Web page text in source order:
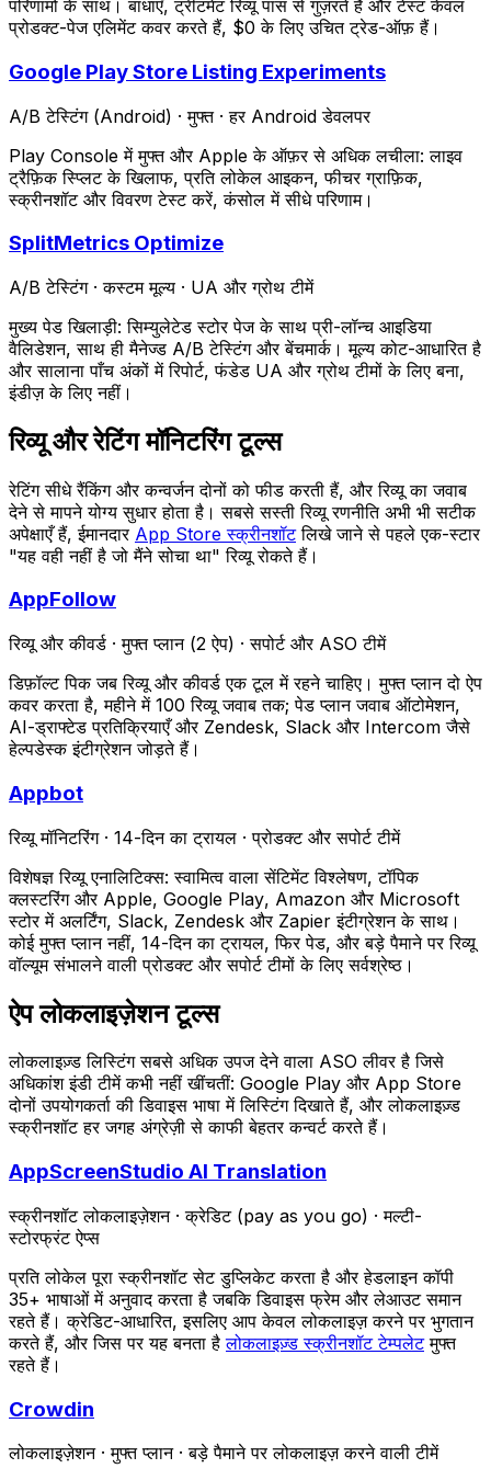
परिणामों के साथ। बाधाएँ, ट्रीटमेंट रिव्यू पास से गुज़रते हैं और टेस्ट केवल
प्रोडक्ट-पेज एलिमेंट कवर करते हैं, $0 के लिए उचित ट्रेड-ऑफ़ हैं।
Google Play Store Listing Experiments
A/B टेस्टिंग (Android) ·मुफ्त·हर Android डेवलपर
Play Console में मुफ्त और Apple के ऑफ़र से अधिक लचीला: लाइव
ट्रैफ़िक स्प्लिट के खिलाफ, प्रति लोकेल आइकन, फीचर ग्राफ़िक,
स्क्रीनशॉट और विवरण टेस्ट करें, कंसोल में सीधे परिणाम।
SplitMetrics Optimize
A/B टेस्टिंग·कस्टम मूल्य · UA और ग्रोथ टीमें
मुख्य पेड खिलाड़ी: सिम्युलेटेड स्टोर पेज के साथ प्री-लॉन्च आइडिया
वैलिडेशन, साथ ही मैनेज्ड A/B टेस्टिंग और बेंचमार्क। मूल्य कोट-आधारित है
और सालाना पाँच अंकों में रिपोर्ट, फंडेड UA और ग्रोथ टीमों के लिए बना,
इंडीज़ के लिए नहीं।
रिव्यू और रेटिंग मॉनिटरिंग टूल्स
रेटिंग सीधे रैंकिंग और कन्वर्जन दोनों को फीड करती हैं, और रिव्यू का जवाब
देने से मापने योग्य सुधार होता है। सबसे सस्ती रिव्यू रणनीति अभी भी सटीक
अपेक्षाएँ हैं, ईमानदार App Store स्क्रीनशॉटलिखे जाने से पहले एक-स्टार
"यह वही नहीं है जो मैंने सोचा था" रिव्यू रोकते हैं।
AppFollow
रिव्यू और कीवर्ड ·मुफ्त प्लान (2 ऐप) ·सपोर्ट और ASO टीमें
डिफ़ॉल्ट पिक जब रिव्यू और कीवर्ड एक टूल में रहने चाहिए। मुफ्त प्लान दो ऐप
कवर करता है, महीने में 100 रिव्यू जवाब तक; पेड प्लान जवाब ऑटोमेशन,
AI-ड्राफ्टेड प्रतिक्रियाएँ और Zendesk, Slack और Intercom जैसे
हेल्पडेस्क इंटीग्रेशन जोड़ते हैं।
Appbot
रिव्यू मॉनिटरिंग· 14-दिन का ट्रायल ·प्रोडक्ट और सपोर्ट टीमें
विशेषज्ञ रिव्यू एनालिटिक्स: स्वामित्व वाला सेंटिमेंट विश्लेषण, टॉपिक
क्लस्टरिंग और Apple, Google Play, Amazon और Microsoft
स्टोर में अलर्टिंग, Slack, Zendesk और Zapier इंटीग्रेशन के साथ।
कोई मुफ्त प्लान नहीं, 14-दिन का ट्रायल, फिर पेड, और बड़े पैमाने पर रिव्यू
वॉल्यूम संभालने वाली प्रोडक्ट और सपोर्ट टीमों के लिए सर्वश्रेष्ठ।
ऐप लोकलाइज़ेशन टूल्स
लोकलाइज़्ड लिस्टिंग सबसे अधिक उपज देने वाला ASO लीवर है जिसे
अधिकांश इंडी टीमें कभी नहीं खींचतीं: Google Play और App Store
दोनों उपयोगकर्ता की डिवाइस भाषा में लिस्टिंग दिखाते हैं, और लोकलाइज़्ड
स्क्रीनशॉट हर जगह अंग्रेज़ी से काफी बेहतर कन्वर्ट करते हैं।
AppScreenStudio AI Translation
स्क्रीनशॉट लोकलाइज़ेशन·क्रेडिट (pay as you go) ·मल्टी-
स्टोरफ्रंट ऐप्स
प्रति लोकेल पूरा स्क्रीनशॉट सेट डुप्लिकेट करता है और हेडलाइन कॉपी
35+ भाषाओं में अनुवाद करता है जबकि डिवाइस फ्रेम और लेआउट समान
रहते हैं। क्रेडिट-आधारित, इसलिए आप केवल लोकलाइज़ करने पर भुगतान
करते हैं, और जिस पर यह बनता हैलोकलाइज़्ड स्क्रीनशॉट टेम्पलेटमुफ्त
रहते हैं।
Crowdin
लोकलाइज़ेशन·मुफ्त प्लान·बड़े पैमाने पर लोकलाइज़ करने वाली टीमें